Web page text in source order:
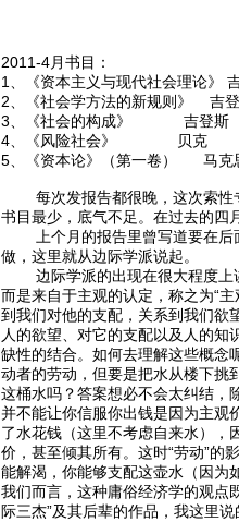
2011-4月书目：
1、《资本主义与现代社会理论》
2、《社会学方法的新规则》 吉
3、《社会的构成》 吉登斯
4、《风险社会》 贝克
5、《资本论》（第一卷） 马克
每次发报告都很晚，这次索性专
书目最少，底气不足。在过去的四
上个月的报告里曾写道要在后面
做，这里就从边际学派说起。
边际学派的出现在很大程度上讲
而是来自于主观的认定，称之为“
到我们对他的支配，关系到我们欲
人的欲望、对它的支配以及人的
缺性的结合。如何去理解这些概念
动者的劳动，但要是把水从楼下挑
这桶水吗？答案想必不会太纠结，
并不能让你信服你出钱是因为主观
了水花钱（这里不考虑自来水），
价，甚至倾其所有。这时“劳动”
能解渴，你能够支配这壶水（因为
我们而言，这种庸俗经济学的观点
际三杰”及其后辈的作品，我这里